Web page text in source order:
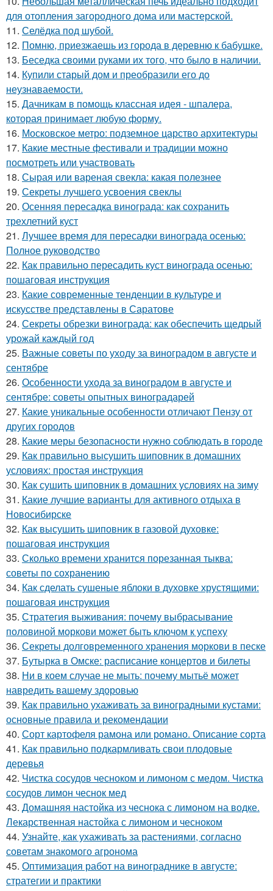
для отопления загородного дома или мастерской.
11. Селёдка под шубой.
12. Помню, приезжаешь из города в деревню к бабушке.
13. Беседка своими руками их того, что было в наличии.
14. Купили старый дом и преобразили его до
неузнаваемости.
15. Дачникам в помощь классная идея - шпалера,
которая принимает любую форму.
16. Московское метро: подземное царство архитектуры
17. Какие местные фестивали и традиции можно
посмотреть или участвовать
18. Сырая или вареная свекла: какая полезнее
19. Секреты лучшего усвоения свеклы
20. Осенняя пересадка винограда: как сохранить
трехлетний куст
21. Лучшее время для пересадки винограда осенью:
Полное руководство
22. Как правильно пересадить куст винограда осенью:
пошаговая инструкция
23. Какие современные тенденции в культуре и
искусстве представлены в Саратове
24. Секреты обрезки винограда: как обеспечить щедрый
урожай каждый год
25. Важные советы по уходу за виноградом в августе и
сентябре
26. Особенности ухода за виноградом в августе и
сентябре: советы опытных виноградарей
27. Какие уникальные особенности отличают Пензу от
других городов
28. Какие меры безопасности нужно соблюдать в городе
29. Как правильно высушить шиповник в домашних
условиях: простая инструкция
30. Как сушить шиповник в домашних условиях на зиму
31. Какие лучшие варианты для активного отдыха в
Новосибирске
32. Как высушить шиповник в газовой духовке:
пошаговая инструкция
33. Сколько времени хранится порезанная тыква:
советы по сохранению
34. Как сделать сушеные яблоки в духовке хрустящими:
пошаговая инструкция
35. Стратегия выживания: почему выбрасывание
половиной моркови может быть ключом к успеху
36. Секреты долговременного хранения моркови в песке
37. Бутырка в Омске: расписание концертов и билеты
38. Ни в коем случае не мыть: почему мытьё может
навредить вашему здоровью
39. Как правильно ухаживать за виноградными кустами:
основные правила и рекомендации
40. Сорт картофеля рамона или романо. Описание сорта
41. Как правильно подкармливать свои плодовые
деревья
42. Чистка сосудов чесноком и лимоном с медом. Чистка
сосудов лимон чеснок мед
43. Домашняя настойка из чеснока с лимоном на водке.
Лекарственная настойка с лимоном и чесноком
44. Узнайте, как ухаживать за растениями, согласно
советам знакомого агронома
45. Оптимизация работ на винограднике в августе:
стратегии и практики